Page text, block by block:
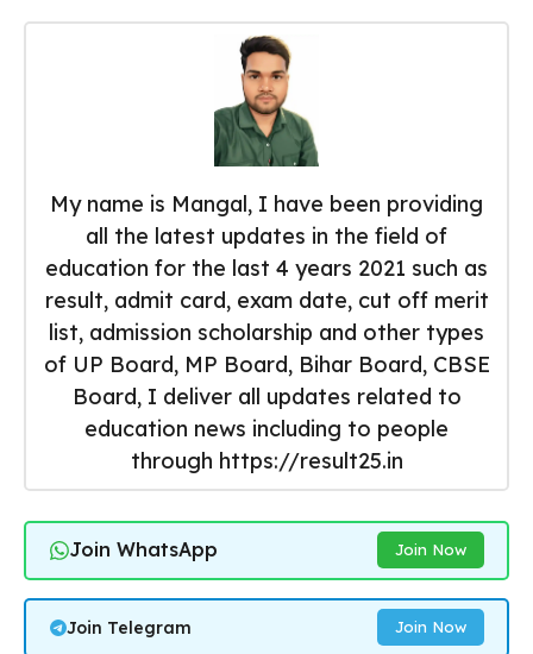
My name is Mangal, I have been providing
all the latest updates in the field of
education for the last 4 years 2021 such as
result, admit card, exam date, cut off merit
list, admission scholarship and other types
of UP Board, MP Board, Bihar Board, CBSE
Board, I deliver all updates related to
education news including to people
through https://result25.in
Join WhatsApp Join Now
Join Telegram Join Now